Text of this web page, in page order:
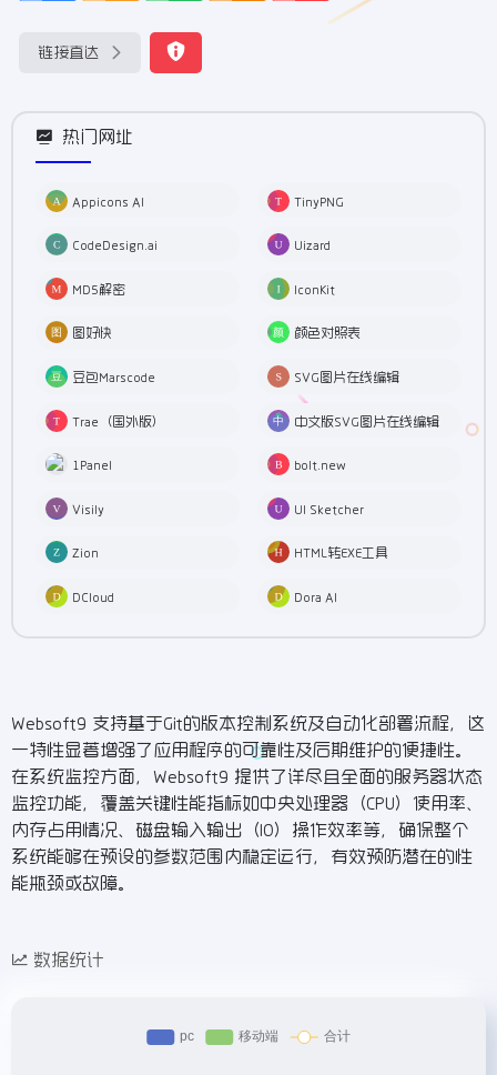
链接直达
热门网址
Appicons AI TinyPNG
CodeDesign.ai Uizard
MD5解密 IconKit
图好快 颜色对照表
豆包Marscode SVG图片在线编辑
Trae（国外版） 中文版SVG图片在线编辑
1Panel bolt.new
Visily UI Sketcher
Zion HTML转EXE工具
DCloud Dora AI
Websoft9 支持基于Git的版本控制系统及自动化部署流程，这
一特性显著增强了应用程序的可靠性及后期维护的便捷性。
在系统监控方面，Websoft9 提供了详尽且全面的服务器状态
监控功能，覆盖关键性能指标如中央处理器（CPU）使用率、
内存占用情况、磁盘输入输出（IO）操作效率等，确保整个
系统能够在预设的参数范围内稳定运行，有效预防潜在的性
能瓶颈或故障。
数据统计